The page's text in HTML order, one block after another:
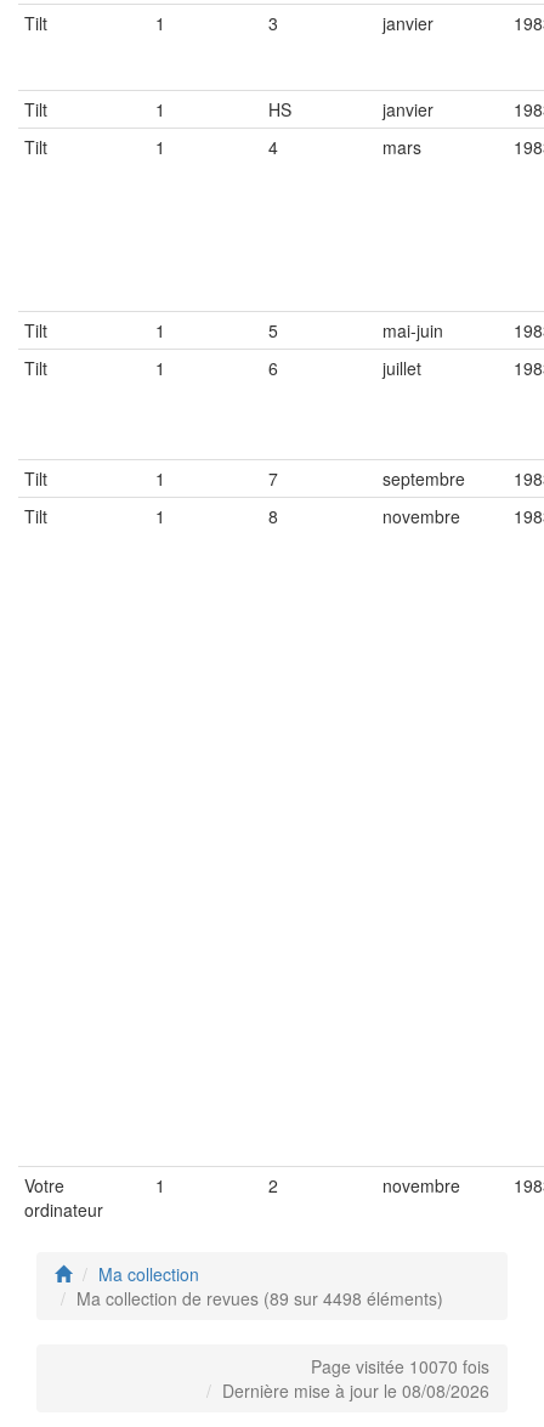
Tilt 1 3 janvier
Tilt 1 HS janvier
Tilt
1 4 mars
Tilt 1 5 mai-juin
Tilt
1 6 juillet
Tilt 1 7 septembre
Tilt
1 8 novembre
Votre
ordinateur
1 2 novembre
Ma collection
Ma collection de revues (89 sur 4498 éléments)
Page visitée 10070 fois
Dernière mise à jour le 08/08/2026